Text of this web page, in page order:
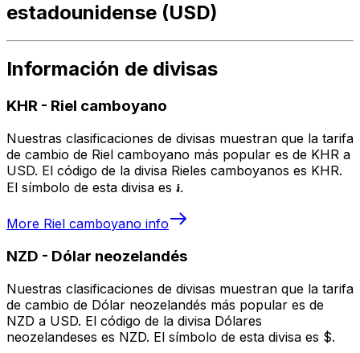
estadounidense (USD)
Información de divisas
KHR - Riel camboyano
Nuestras clasificaciones de divisas muestran que la tarifa
de cambio de Riel camboyano más popular es de KHR a
USD. El código de la divisa Rieles camboyanos es KHR.
El símbolo de esta divisa es ៛.
More Riel camboyano info
NZD - Dólar neozelandés
Nuestras clasificaciones de divisas muestran que la tarifa
de cambio de Dólar neozelandés más popular es de
NZD a USD. El código de la divisa Dólares
neozelandeses es NZD. El símbolo de esta divisa es $.